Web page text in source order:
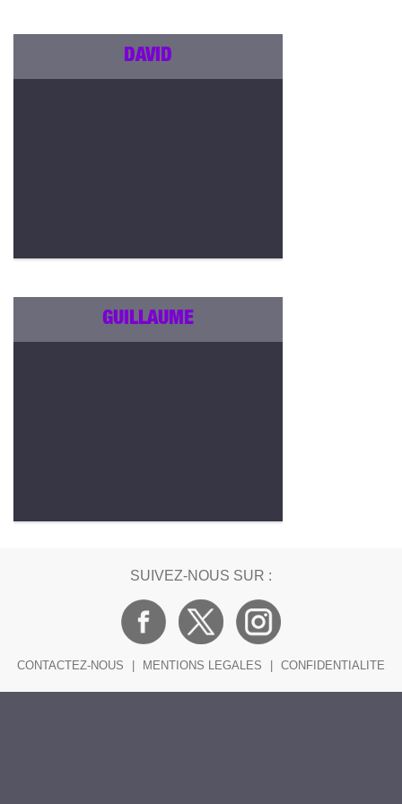
DAVID
GUILLAUME
SUIVEZ-NOUS SUR :
CONTACTEZ-NOUS MENTIONS LEGALES CONFIDENTIALITE